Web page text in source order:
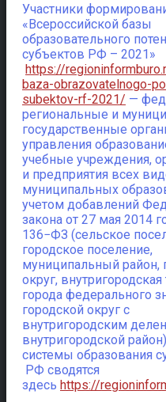
Участники
«Всероссийской базы
образовательного
субъектов РФ – 2021»
https://
baza-obrazovatelnogo-
subektov-rf-2021/ —
региональные и
государственные
управления
учебные учреждения,
и предприятия всех
муниципальных
учетом добавлений
закона от 27 мая 2014
136−ФЗ (сельское
городское поселение,
муниципальный район,
округ, внутригородская
города федерального
городской округ с
внутригородским
внутригородской
системы образования
РФ сводятся
здесь https://